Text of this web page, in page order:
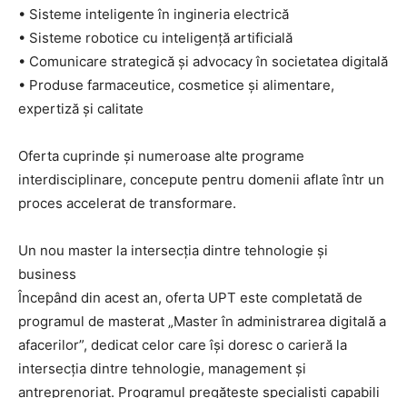
• Sisteme inteligente în ingineria electrică
• Sisteme robotice cu inteligență artificială
• Comunicare strategică și advocacy în societatea digitală
• Produse farmaceutice, cosmetice și alimentare,
expertiză și calitate
Oferta cuprinde și numeroase alte programe
interdisciplinare, concepute pentru domenii aflate într un
proces accelerat de transformare.
Un nou master la intersecția dintre tehnologie și
business
Începând din acest an, oferta UPT este completată de
programul de masterat „Master în administrarea digitală a
afacerilor”, dedicat celor care își doresc o carieră la
intersecția dintre tehnologie, management și
antreprenoriat. Programul pregătește specialiști capabili